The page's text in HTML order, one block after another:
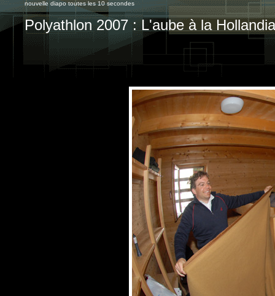
nouvelle diapo toutes les 10 secondes
Polyathlon 2007 : L'aube à la